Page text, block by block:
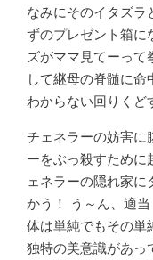
なみにそのイタズラ
ずのプレゼント箱に
ズがママ見てーっ
して継母の脊髄に命
わからない回りくど
チェネラーの妨害に
ーをぶっ殺すために
ェネラーの隠れ家に
かう！ う～ん、適
体は単純でもその単
独特の美意識があっ